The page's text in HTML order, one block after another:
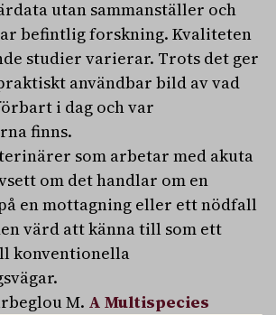
utan sammanställer och
befintlig forskning. Kvaliteten
studier varierar. Trots det ger
användbar bild av vad
i dag och var
finns.
som arbetar med akuta
om det handlar om en
en mottagning eller ett nödfall
värd att känna till som ett
konventionella
M. A Multispecies